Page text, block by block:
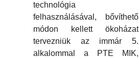
technológia
felhasználásával, bővíthető
módon kellett ökoházat
tervezniük az immár 5.
alkalommal a PTE MIK,